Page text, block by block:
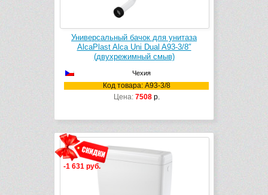
Универсальный бачок для унитаза
AlcaPlast Alca Uni Dual A93-3/8″
(двухрежимный смыв)
Чехия
Код товара: A93-3/8
Цена: 7508р.
-1 631 руб.